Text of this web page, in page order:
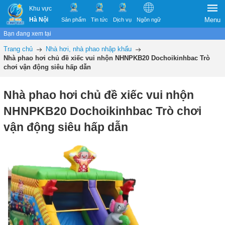
Khu vực
Hà Nội
Sản phẩm Tin tức Dịch vụ Ngôn ngữ Menu
Bạn đang xem tại
Trang chủ
Nhà hơi, nhà phao nhập khẩu
Nhà phao hơi chủ đề xiếc vui nhộn NHNPKB20 Dochoikinhbac Trò
chơi vận động siêu hấp dẫn
Nhà phao hơi chủ đề xiếc vui nhộn
NHNPKB20 Dochoikinhbac Trò chơi
vận động siêu hấp dẫn